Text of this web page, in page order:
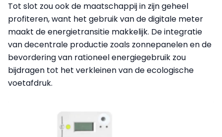
Tot slot zou ook de maatschappij in zijn geheel
profiteren, want het gebruik van de digitale meter
maakt de energietransitie makkelijk. De integratie
van decentrale productie zoals zonnepanelen en de
bevordering van rationeel energiegebruik zou
bijdragen tot het verkleinen van de ecologische
voetafdruk.